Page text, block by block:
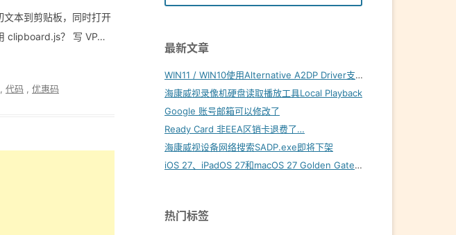
本到剪贴板，同时打开
clipboard.js？ 写 VP…
代码 优惠码
最新文章
WIN11 / WIN10使用Alternative A2DP Driver支持LDAC
海康威视录像机硬盘读取播放工具Local Playback
Google 账号邮箱可以修改了
Ready Card 非EEA区销卡退费了…
海康威视设备网络搜索SADP.exe即将下架
iOS 27、iPadOS 27和macOS 27 Golden Gate内置壁纸下载
热门标签